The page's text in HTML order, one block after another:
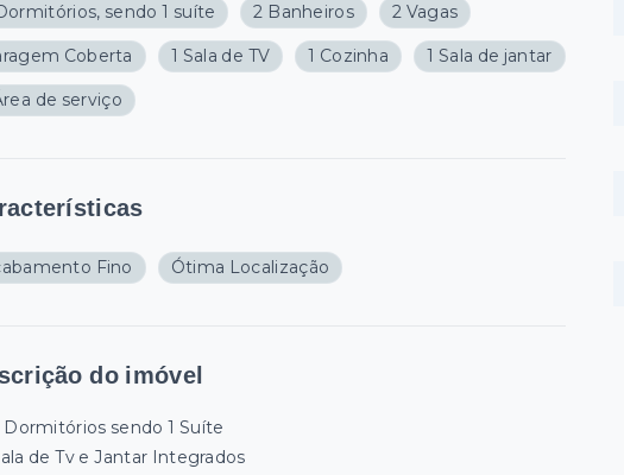
sendo 1 suíte 2 Banheiros 2 Vagas
Coberta 1 Sala de TV 1 Cozinha 1 Sala de jantar
de serviço
Fino Ótima Localização
do imóvel
Dormitórios sendo 1 Suíte
de Tv e Jantar Integrados